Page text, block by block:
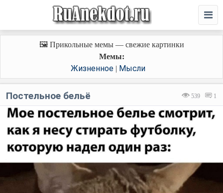
🖼️ Прикольные мемы — свежие картинки
Мемы:
Жизненное| Мысли
539 1
Постельное бельё